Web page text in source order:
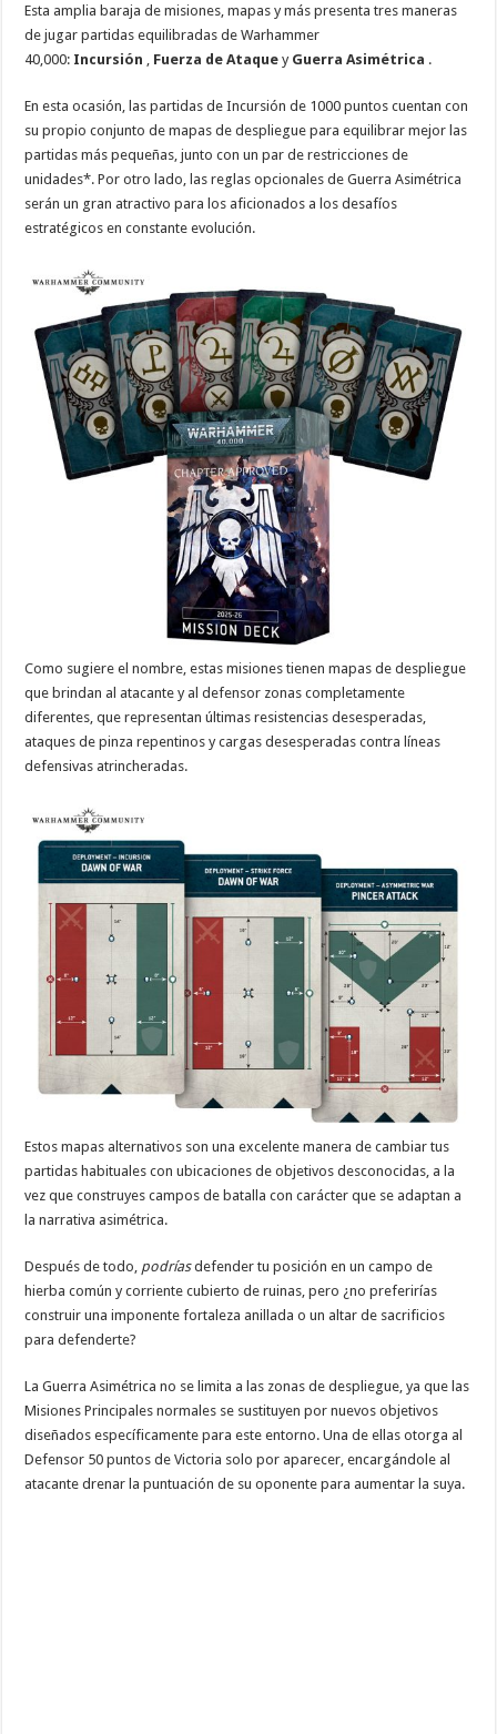
Esta amplia baraja de misiones, mapas y más presenta tres maneras
de jugar partidas equilibradas de Warhammer
40,000: Incursión Fuerza de Ataque y Guerra Asimétrica .
En esta ocasión, las partidas de Incursión de 1000 puntos cuentan con
su propio conjunto de mapas de despliegue para equilibrar mejor las
partidas más pequeñas, junto con un par de restricciones de
unidades*. Por otro lado, las reglas opcionales de Guerra Asimétrica
serán un gran atractivo para los aficionados a los desafíos
estratégicos en constante evolución.
Como sugiere el nombre, estas misiones tienen mapas de despliegue
que brindan al atacante y al defensor zonas completamente
diferentes, que representan últimas resistencias desesperadas,
ataques de pinza repentinos y cargas desesperadas contra líneas
defensivas atrincheradas.
Estos mapas alternativos son una excelente manera de cambiar tus
partidas habituales con ubicaciones de objetivos desconocidas, a la
vez que construyes campos de batalla con carácter que se adaptan a
la narrativa asimétrica.
Después de todo, podríasdefender tu posición en un campo de
hierba común y corriente cubierto de ruinas, pero ¿no preferirías
construir una imponente fortaleza anillada o un altar de sacrificios
para defenderte?
La Guerra Asimétrica no se limita a las zonas de despliegue, ya que las
Misiones Principales normales se sustituyen por nuevos objetivos
diseñados específicamente para este entorno. Una de ellas otorga al
Defensor 50 puntos de Victoria solo por aparecer, encargándole al
atacante drenar la puntuación de su oponente para aumentar la suya.